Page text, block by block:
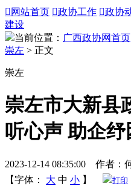
 网站首页 政协工作 政协
建设
当前位置： 广西政协网首页
崇左 > 正文
崇左
崇左市大新县
听心声 助企
2023-12-14 08:35:00 作者
【字体：
大 中 小 】 打印